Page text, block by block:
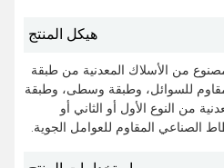
هيكل المنتج
من الأسلاك المعدنية من طبقة
للسوائل، وطبقة وسطى، وطبقة
من النوع الأول أو الثاني أو
الصناعي المقاوم للعوامل الجوية.